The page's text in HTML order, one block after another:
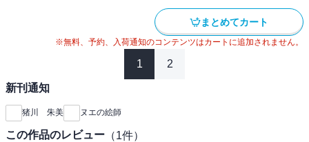
まとめてカート
※無料、予約、入荷通知のコンテンツはカートに追加されません。
1 2
新刊通知
猪川 朱美 ヌエの絵師
この作品のレビュー （1件）